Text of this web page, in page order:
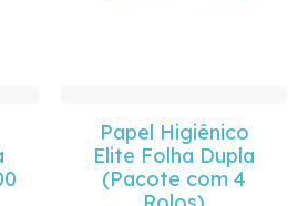
Papel Higiênico
Elite Folha Dupla
(Pacote com 4